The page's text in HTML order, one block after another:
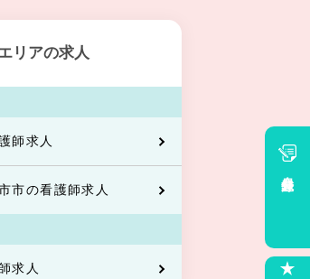
リアの求人
師求人
市の看護師求人
求人